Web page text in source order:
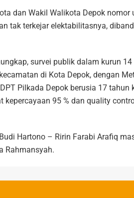
dan Wakil Walikota Depok nomor
tak terkejar elektabilitasnya,
survei publik dalam kurun
di Kota Depok, dengan
Pilkada Depok berusia 17 tahun
95 % dan quality
Hartono – Ririn Farabi Arafiq
Rahmansyah.